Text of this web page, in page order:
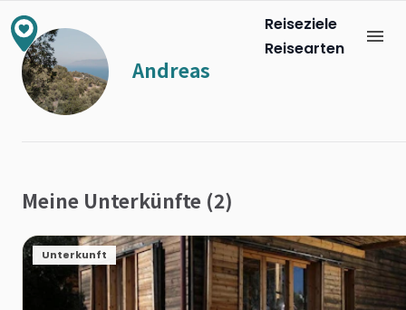
Reiseziele
Reisearten
Andreas
Meine Unterkünfte (2)
Unterkunft